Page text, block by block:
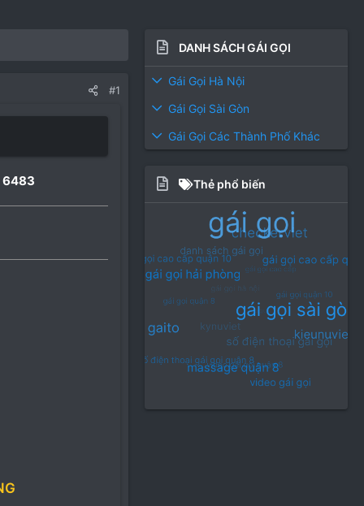
#1
6483
DANH SÁCH GÁI GỌI
Gái Gọi Hà Nội
Gái Gọi Sài Gòn
Gái Gọi Các Thành Phố Khác
Thẻ phổ biến